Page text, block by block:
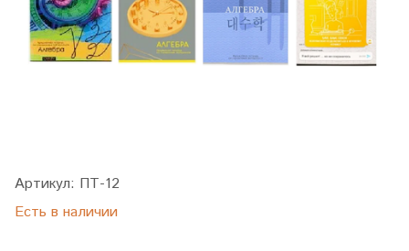
Артикул: ПТ-12
Есть в наличии